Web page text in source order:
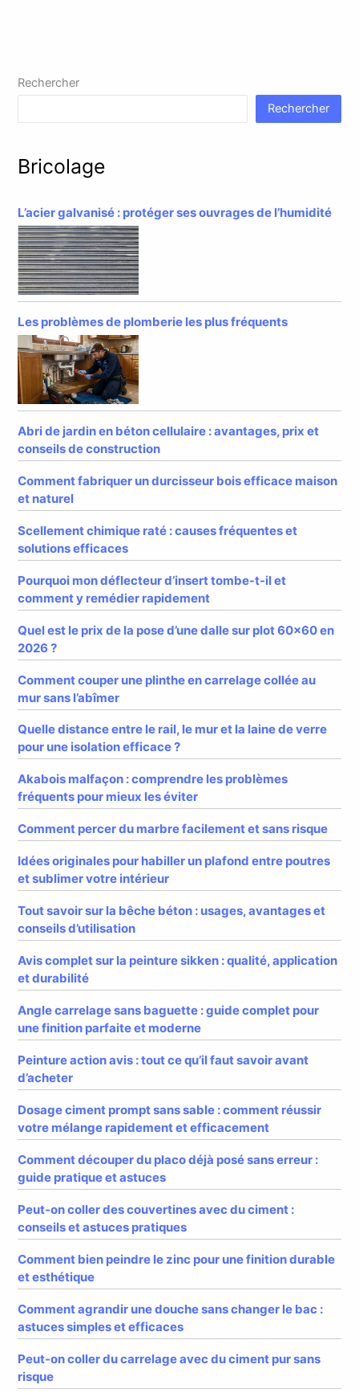
Rechercher
Rechercher
Bricolage
L’acier galvanisé : protéger ses ouvrages de l’humidité
Les problèmes de plomberie les plus fréquents
Abri de jardin en béton cellulaire : avantages, prix et
conseils de construction
Comment fabriquer un durcisseur bois efficace maison
et naturel
Scellement chimique raté : causes fréquentes et
solutions efficaces
Pourquoi mon déflecteur d’insert tombe-t-il et
comment y remédier rapidement
Quel est le prix de la pose d’une dalle sur plot 60×60 en
2026 ?
Comment couper une plinthe en carrelage collée au
mur sans l’abîmer
Quelle distance entre le rail, le mur et la laine de verre
pour une isolation efficace ?
Akabois malfaçon : comprendre les problèmes
fréquents pour mieux les éviter
Comment percer du marbre facilement et sans risque
Idées originales pour habiller un plafond entre poutres
et sublimer votre intérieur
Tout savoir sur la bêche béton : usages, avantages et
conseils d’utilisation
Avis complet sur la peinture sikken : qualité, application
et durabilité
Angle carrelage sans baguette : guide complet pour
une finition parfaite et moderne
Peinture action avis : tout ce qu’il faut savoir avant
d’acheter
Dosage ciment prompt sans sable : comment réussir
votre mélange rapidement et efficacement
Comment découper du placo déjà posé sans erreur :
guide pratique et astuces
Peut-on coller des couvertines avec du ciment :
conseils et astuces pratiques
Comment bien peindre le zinc pour une finition durable
et esthétique
Comment agrandir une douche sans changer le bac :
astuces simples et efficaces
Peut-on coller du carrelage avec du ciment pur sans
risque